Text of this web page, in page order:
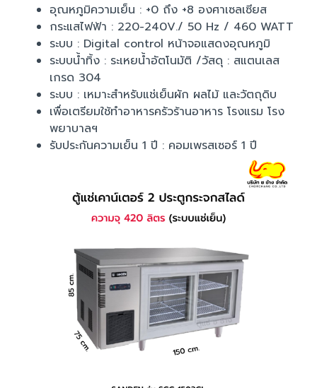
อุณหภูมิความเย็น : +0 ถึง +8 องศาเซลเซียส
กระแสไฟฟ้า : 220-240V./ 50 Hz / 460 WATT
ระบบ : Digital control หน้าจอแสดงอุณหภูมิ
ระบบน้ำทิ้ง : ระเหยน้ำอัตโนมัติ /วัสดุ : สแตนเลส
เกรด 304
ระบบ : เหมาะสำหรับแช่เย็นผัก ผลไม้ และวัตถุดิบ
เพื่อเตรียมใช้ทำอาหารครัวร้านอาหาร โรงแรม โรง
พยาบาลฯ
รับประกันความเย็น 1 ปี : คอมเพรสเซอร์ 1 ปี